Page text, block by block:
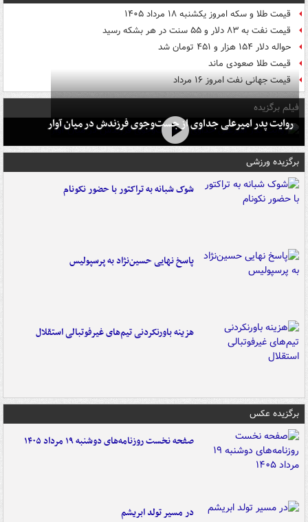
قیمت طلا و سکه امروز یکشنبه ۱۸ مرداد ۱۴۰۵
قیمت نفت به ۸۳ دلار و ۵۵ سنت در هر بشکه رسید
حواله دلار ۱۵۴ هزار و ۴۵۱ تومان شد
قیمت طلا صعودی ماند
قیمت جهانی نفت امروز ۱۶ مرداد
فیلم برگزیده
روایت پدر امیرعلی جداوی از جست‌وجوی فرزندش در میان آوار
برگزیده ورزشی
شوک شبانه به تراکتور با حضور نکونام
پاسخ نهایی حسین‌نژاد به پرسپولیس
هزینه باورنکردنی تیم‌های غیرفوتبالی استقلال
برگزیده عکس
صفحه نخست روزنامه‌های دوشنبه ۱۹ مرداد ۱۴۰۵
در مسیر تولد ابریشم